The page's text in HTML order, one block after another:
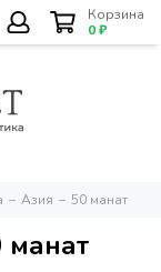
Корзина
0 ₽
Азия 50 манат
манат